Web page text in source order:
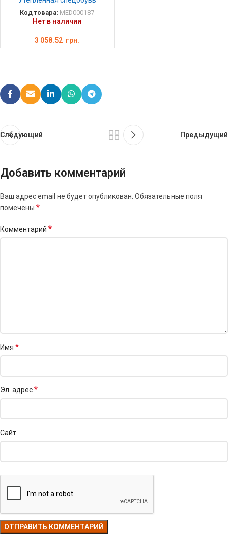
Код товара: MED000187
Нет в наличии
3 058.52 грн.
Следующий Предыдущий
Добавить комментарий
Ваш адрес email не будет опубликован. Обязательные поля
помечены *
Комментарий *
Имя *
Эл. адрес*
Сайт